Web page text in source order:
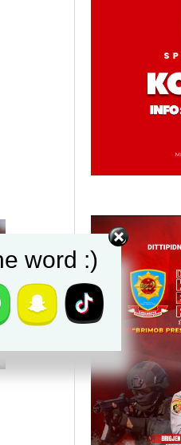
word :)